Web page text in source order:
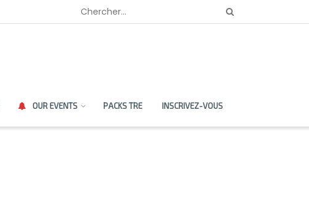
OUR EVENTS PACKS TRE INSCRIVEZ-VOUS